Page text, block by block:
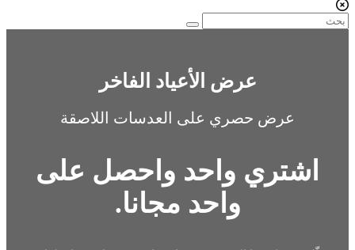
عرض الأعياد الفاخر
عرض حصري على العدسات اللاصقة
اشتري واحد واحصل على
واحد مجانا.